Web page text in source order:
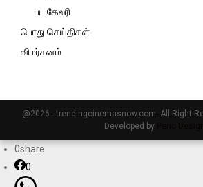
பட கேலரி
பொது செய்திகள்
விமர்சனம்
@2026 - trendingcinemasnow.com. All Right
Developed by
0share
0